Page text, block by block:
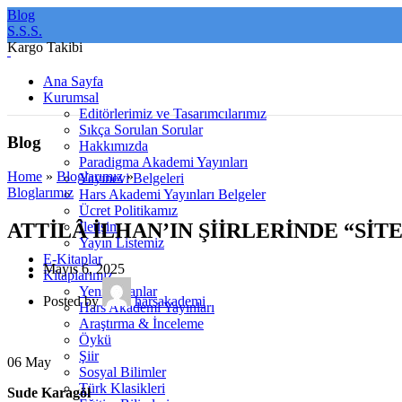
Blog
S.S.S.
Kargo Takibi
Ana Sayfa
Kurumsal
Editörlerimiz ve Tasarımcılarımız
Sıkça Sorulan Sorular
Hakkımızda
Paradigma Akademi Yayınları
Yayınevi Belgeleri
Hars Akademi Yayınları Belgeler
Ücret Politikamız
İletişim
Yayın Listemiz
E-Kitaplar
Kitaplarımız
Yeni Çıkanlar
Hars Akademi Yayınları
Araştırma & İnceleme
Öykü
Şiir
Sosyal Bilimler
Türk Klasikleri
Blog
Home » Bloglarımız»
Bloglarımız
ATTİLÂ İLHAN’IN ŞİİRLERİNDE
Mayıs 6, 2025
Posted by harsakademi
06 May
Sude Karagöl